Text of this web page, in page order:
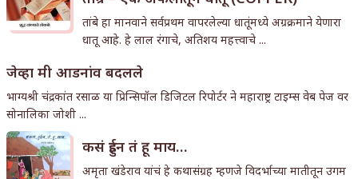
तांबे हा मानवाने सर्वप्रथम वापरलेल्या धातूंमध्ये अग्रक्रमाने येणारा
धातू आहे. हे लाल रंगाचे, अतिशय महत्त्वाचे ...
जेव्हा मी आडनांव बदलले
भाग्यश्री चंद्रकांत रसाळ या प्रिन्सिपॉल डिजिटल रिपोर्टर ने महाराष्ट्र टाइम्स वेब पेज वर
सोनालिका जोशी ...
कसं हुईन तं हू माय…
अमृता खंडेराव यांचं हे कथासंग्रह म्हणजे विदर्भाच्या मातीतून उगम